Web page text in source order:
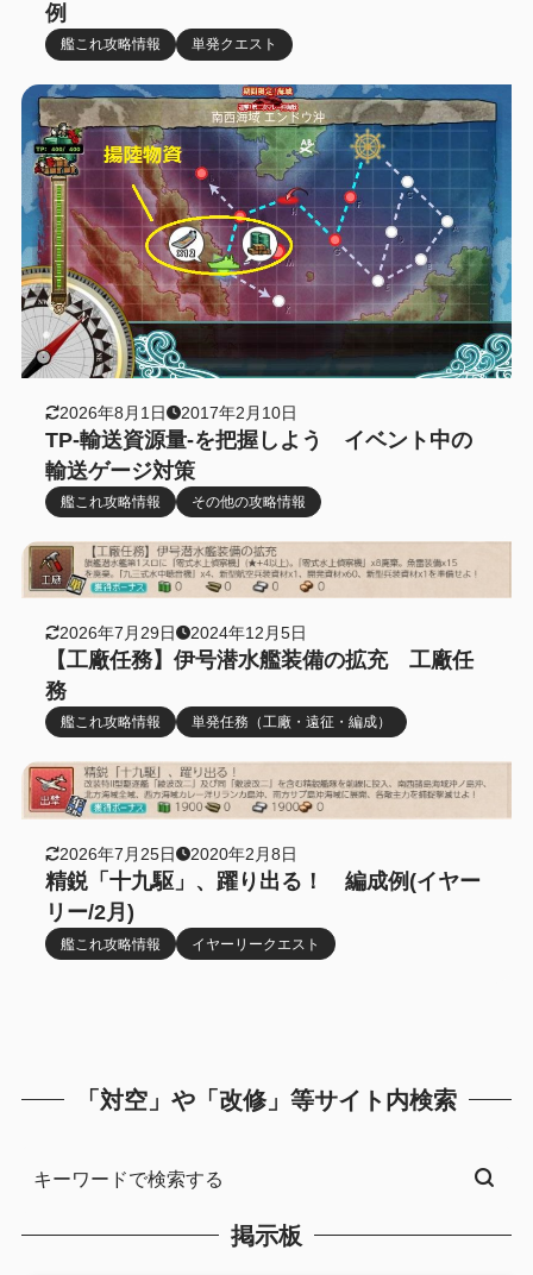
例
艦これ攻略情報 単発クエスト
2026年8月1日 2017年2月10日
TP-輸送資源量-を把握しよう イベント中の
輸送ゲージ対策
艦これ攻略情報 その他の攻略情報
2026年7月29日 2024年12月5日
【工廠任務】伊号潜水艦装備の拡充 工廠任
務
艦これ攻略情報 単発任務（工廠・遠征・編成）
2026年7月25日 2020年2月8日
精鋭「十九駆」、躍り出る！ 編成例(イヤー
リー/2月)
艦これ攻略情報 イヤーリークエスト
「対空」や「改修」等サイト内検索
掲示板